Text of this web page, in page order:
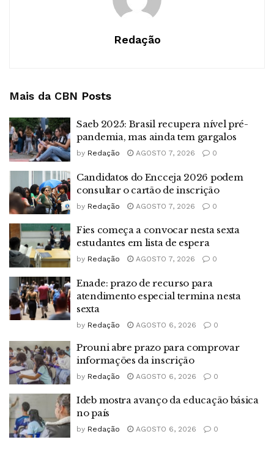
Redação
Mais da CBN Posts
Saeb 2025: Brasil recupera nível pré-
pandemia, mas ainda tem gargalos
by Redação AGOSTO 7, 2026 0
Candidatos do Encceja 2026 podem
consultar o cartão de inscrição
by Redação AGOSTO 7, 2026 0
Fies começa a convocar nesta sexta
estudantes em lista de espera
by Redação AGOSTO 7, 2026 0
Enade: prazo de recurso para
atendimento especial termina nesta
sexta
by Redação AGOSTO 6, 2026 0
Prouni abre prazo para comprovar
informações da inscrição
by Redação AGOSTO 6, 2026 0
Ideb mostra avanço da educação básica
no país
by Redação AGOSTO 6, 2026 0